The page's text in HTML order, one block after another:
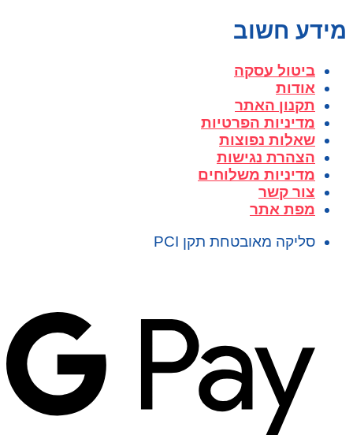
מידע חשוב
ביטול עסקה
אודות
תקנון האתר
מדיניות הפרטיות
שאלות נפוצות
הצהרת נגישות
מדיניות משלוחים
צור קשר
מפת אתר
סליקה מאובטחת תקן PCI